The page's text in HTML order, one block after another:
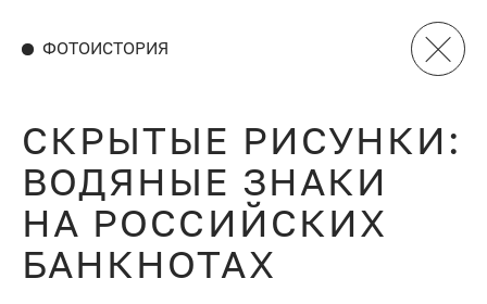
ФОТОИСТОРИЯ
СКРЫТЫЕ РИСУНКИ:
ВОДЯНЫЕ ЗНАКИ
НА РОССИЙСКИХ
БАНКНОТАХ